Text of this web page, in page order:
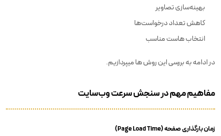
بهینه‌سازی تصاویر
کاهش تعداد درخواست‌ها
انتخاب هاست مناسب
در ادامه به بررسی این روش ها میپردازیم.
مفاهیم مهم در سنجش سرعت وب‌سایت
زمان بارگذاری صفحه (Page Load Time)